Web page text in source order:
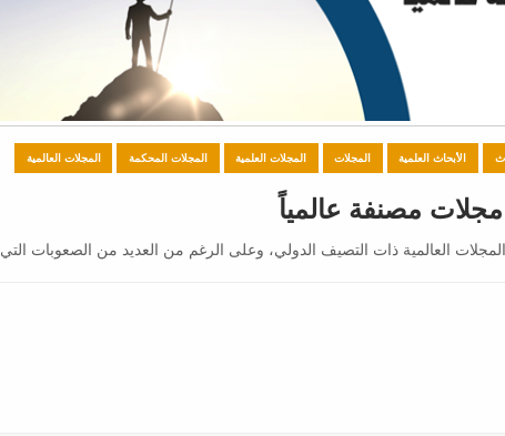
الأبحاث العلمية المجلات المجلات العلمية المجلات المحكمة المجلات العالمية
مصنفة عالمياً
العالمية ذات التصيف الدولي، وعلى الرغم من العديد من الصعوبات التي